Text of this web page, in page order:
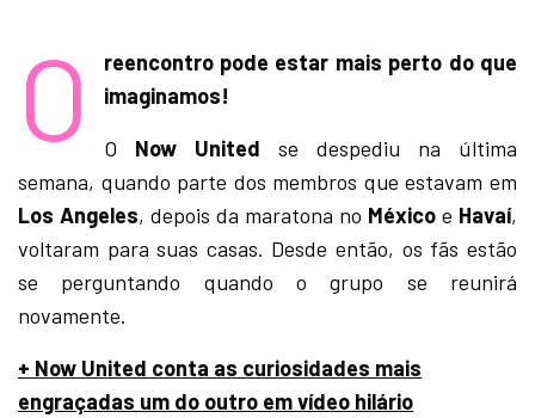
O
reencontro pode estar mais perto do que
imaginamos!
O Now United se despediu na última
semana, quando parte dos membros que estavam em
Los Angeles, depois da maratona no México e Havaí,
voltaram para suas casas. Desde então, os fãs estão
se perguntando quando o grupo se reunirá
novamente.
+ Now United conta as curiosidades mais
engraçadas um do outro em vídeo hilário